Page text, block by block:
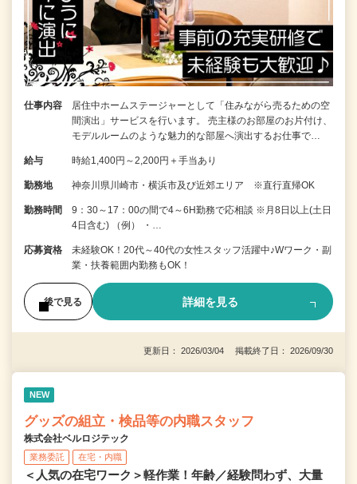
仕事内容
居住中ホームステージャーとして「住みながら売るための空
間演出」サービスを行います。 売主様のお部屋のお片付け、
モデルルームのような魅力的な部屋へ演出するお仕事で…
給与 時給1,400円～2,200円＋手当あり
勤務地 神奈川県川崎市・横浜市及び近郊エリア ※直行直帰OK
勤務時間
9：30～17：00の間で4～6H勤務で応相談 ※月8日以上(土日
4日含む) （例） ・…
応募資格
未経験OK！20代～40代の女性スタッフ活躍中♪Wワーク・副
業・扶養範囲内勤務もOK！
後で見る 詳細を見る
更新日： 2026/03/04 掲載終了日： 2026/09/30
NEW
グッズの組立・検品等の内職スタッフ
株式会社ベルロジテック
業務委託 在宅・内職
＜人気の在宅ワーク＞軽作業！年齢／経験問わず、大量